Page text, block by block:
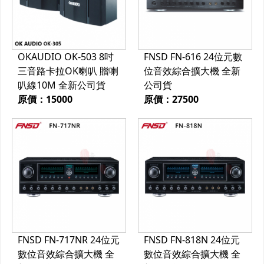
OKAUDIO OK-503 8吋
三音路卡拉OK喇叭 贈喇
叭線10M 全新公司貨
原價：15000
FNSD FN-616 24位元數
位音效綜合擴大機 全新
公司貨
原價：27500
FNSD FN-717NR 24位元
數位音效綜合擴大機 全
FNSD FN-818N 24位元
數位音效綜合擴大機 全